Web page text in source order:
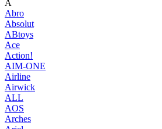
A
Abro
Absolut
ABtoys
Ace
Action!
AIM-ONE
Airline
Airwick
ALL
AOS
Arches